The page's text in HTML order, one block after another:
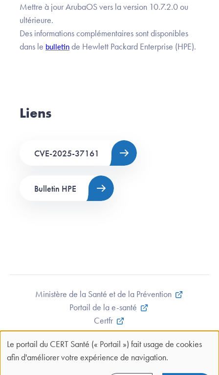
Mettre à jour ArubaOS vers la version 10.7.2.0 ou
ultérieure.
Des informations complémentaires sont disponibles
dans le bulletin de Hewlett Packard Enterprise (HPE).
Liens
CVE-2025-37161
Bulletin HPE
Ministère de la Santé et de la Prévention
Portail de la e-santé
Certfr
Mentions légales et CGU
Contact
Panneau
Le portail du CERT Santé (« Portail ») fait usage de cookies
afin d'améliorer votre expérience de navigation.